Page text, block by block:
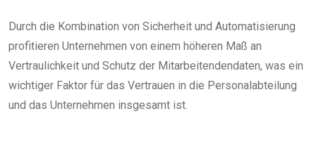
Durch die Kombination von Sicherheit und Automatisierung
profitieren Unternehmen von einem höheren Maß an
Vertraulichkeit und Schutz der Mitarbeitendendaten, was ein
wichtiger Faktor für das Vertrauen in die Personalabteilung
und das Unternehmen insgesamt ist.